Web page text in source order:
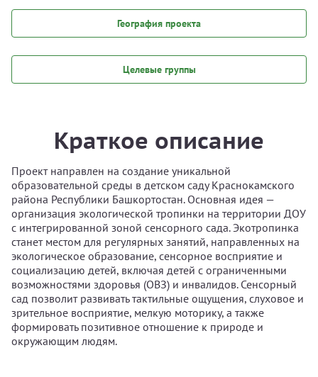
География проекта
Целевые группы
Краткое описание
Проект направлен на создание уникальной
образовательной среды в детском саду Краснокамского
района Республики Башкортостан. Основная идея —
организация экологической тропинки на территории ДОУ
с интегрированной зоной сенсорного сада. Экотропинка
станет местом для регулярных занятий, направленных на
экологическое образование, сенсорное восприятие и
социализацию детей, включая детей с ограниченными
возможностями здоровья (ОВЗ) и инвалидов. Сенсорный
сад позволит развивать тактильные ощущения, слуховое и
зрительное восприятие, мелкую моторику, а также
формировать позитивное отношение к природе и
окружающим людям.